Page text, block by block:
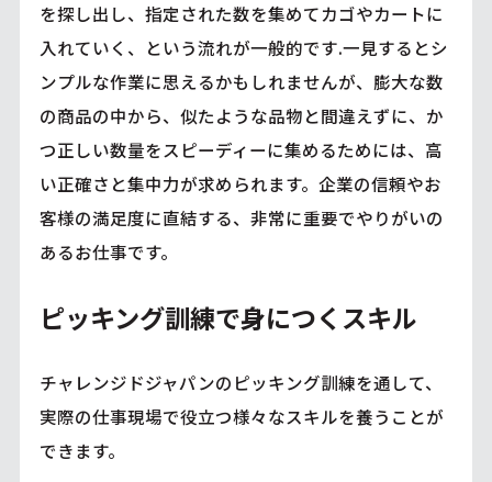
を探し出し、指定された数を集めてカゴやカートに
入れていく、という流れが一般的です.一見するとシ
ンプルな作業に思えるかもしれませんが、膨大な数
の商品の中から、似たような品物と間違えずに、か
つ正しい数量をスピーディーに集めるためには、高
い正確さと集中力が求められます。企業の信頼やお
客様の満足度に直結する、非常に重要でやりがいの
あるお仕事です。
ピッキング訓練で身につくスキル
チャレンジドジャパンのピッキング訓練を通して、
実際の仕事現場で役立つ様々なスキルを養うことが
できます。